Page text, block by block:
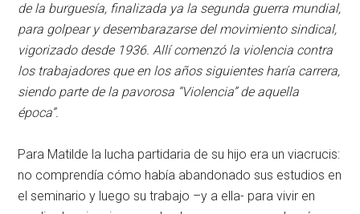
de la burguesía, finalizada ya la segunda guerra mundial,
para golpear y desembarazarse del movimiento sindical,
vigorizado desde 1936. Allí comenzó la violencia contra
los trabajadores que en los años siguientes haría carrera,
siendo parte de la pavorosa “Violencia” de aquella
época”.
Para Matilde la lucha partidaria de su hijo era un viacrucis:
no comprendía cómo había abandonado sus estudios en
el seminario y luego su trabajo –y a ella- para vivir en